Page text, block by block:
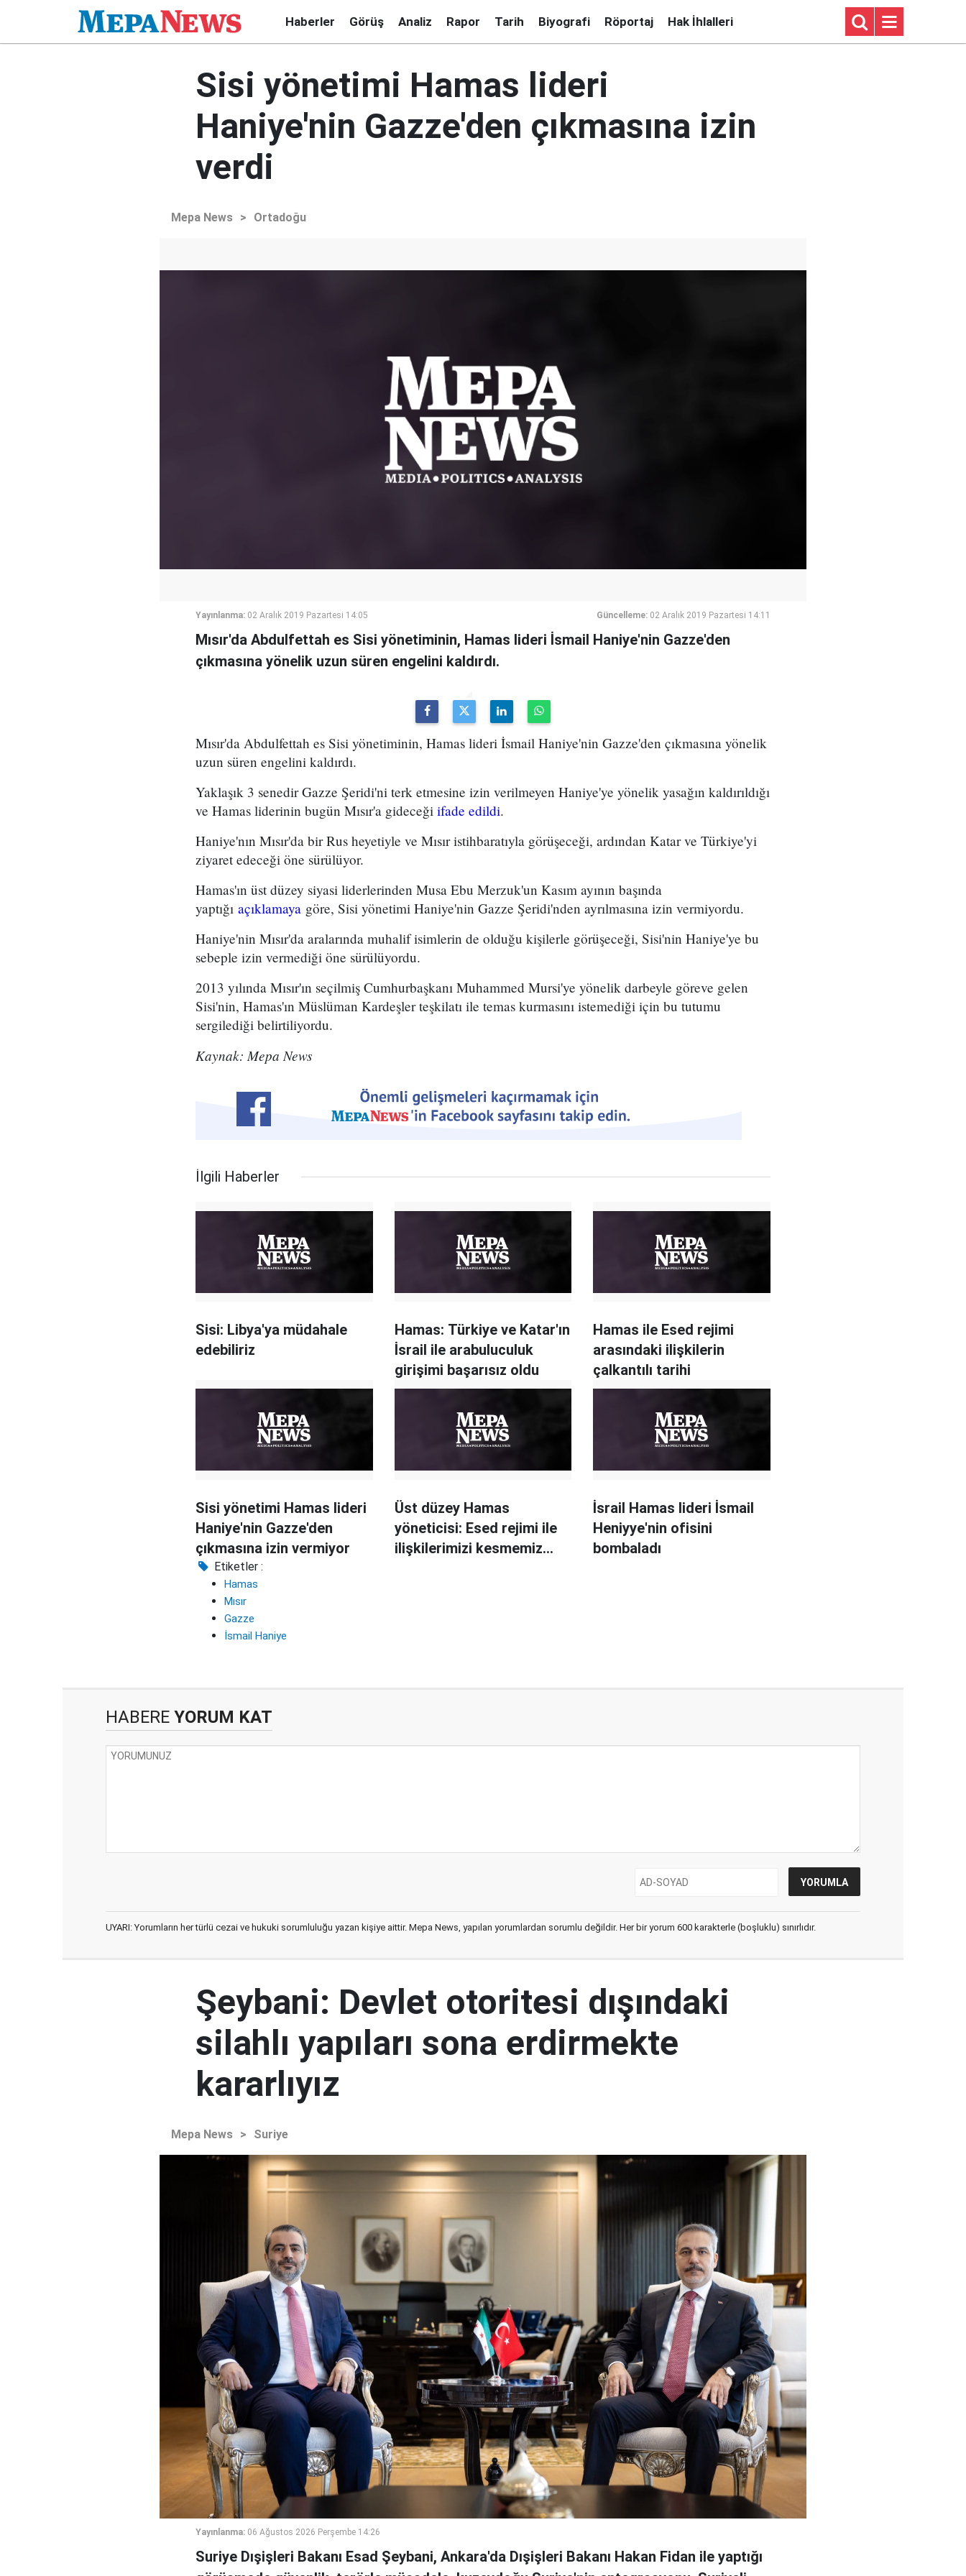
Haberler Görüş Analiz Rapor Tarih Biyografi Röportaj Hak İhlalleri
Sisi yönetimi Hamas lideri
Haniye'nin Gazze'den çıkmasına izin
verdi
Mepa News > Ortadoğu
Yayınlanma: 02 Aralık 2019 Pazartesi 14:05 Güncelleme: 02 Aralık 2019 Pazartesi 14:11
Mısır'da Abdulfettah es Sisi yönetiminin, Hamas lideri İsmail Haniye'nin Gazze'den
çıkmasına yönelik uzun süren engelini kaldırdı.
Mısır'da Abdulfettah es Sisi yönetiminin, Hamas lideri İsmail Haniye'nin Gazze'den çıkmasına yönelik
uzun süren engelini kaldırdı.
Yaklaşık 3 senedir Gazze Şeridi'ni terk etmesine izin verilmeyen Haniye'ye yönelik yasağın kaldırıldığı
ve Hamas liderinin bugün Mısır'a gideceği ifade edildi.
Haniye'nın Mısır'da bir Rus heyetiyle ve Mısır istihbaratıyla görüşeceği, ardından Katar ve Türkiye'yi
ziyaret edeceği öne sürülüyor.
Hamas'ın üst düzey siyasi liderlerinden Musa Ebu Merzuk'un Kasım ayının başında
yaptığı açıklamaya göre, Sisi yönetimi Haniye'nin Gazze Şeridi'nden ayrılmasına izin vermiyordu.
Haniye'nin Mısır'da aralarında muhalif isimlerin de olduğu kişilerle görüşeceği, Sisi'nin Haniye'ye bu
sebeple izin vermediği öne sürülüyordu.
2013 yılında Mısır'ın seçilmiş Cumhurbaşkanı Muhammed Mursi'ye yönelik darbeyle göreve gelen
Sisi'nin, Hamas'ın Müslüman Kardeşler teşkilatı ile temas kurmasını istemediği için bu tutumu
sergilediği belirtiliyordu.
Kaynak: Mepa News
İlgili Haberler
Sisi: Libya'ya müdahale
edebiliriz
Hamas: Türkiye ve Katar'ın
İsrail ile arabuluculuk
girişimi başarısız oldu
Hamas ile Esed rejimi
arasındaki ilişkilerin
çalkantılı tarihi
Sisi yönetimi Hamas lideri
Haniye'nin Gazze'den
çıkmasına izin vermiyor
Üst düzey Hamas
yöneticisi: Esed rejimi ile
ilişkilerimizi kesmemiz
İsrail Hamas lideri İsmail
Heniyye'nin ofisini
bombaladı
Etiketler :
Hamas
Mısır
Gazze
İsmail Haniye
HABERE YORUM KAT
UYARI: Yorumların her türlü cezai ve hukuki sorumluluğu yazan kişiye aittir. Mepa News, yapılan yorumlardan sorumlu değildir. Her bir yorum 600 karakterle (boşluklu) sınırlıdır.
Şeybani: Devlet otoritesi dışındaki
silahlı yapıları sona erdirmekte
kararlıyız
Mepa News > Suriye
Yayınlanma: 06 Ağustos 2026 Perşembe 14:26
Suriye Dışişleri Bakanı Esad Şeybani, Ankara'da Dışişleri Bakanı Hakan Fidan ile yaptığı